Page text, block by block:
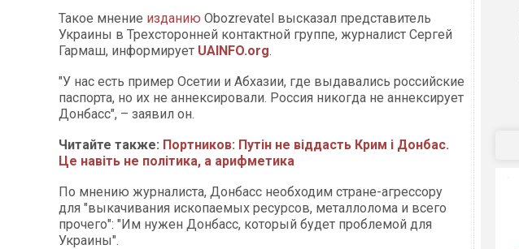
Такое мнение изданию Оbozrevatel высказал представитель
Украины в Трехсторонней контактной группе, журналист Сергей
Гармаш, информирует UAINFO.org.
"У нас есть пример Осетии и Абхазии, где выдавались российские
паспорта, но их не аннексировали. Россия никогда не аннексирует
Донбасс", – заявил он.
Читайте также: Портников: Путін не віддасть Крим і Донбас.
Це навіть не політика, а арифметика
По мнению журналиста, Донбасс необходим стране-агрессору
для "выкачивания ископаемых ресурсов, металлолома и всего
прочего": "Им нужен Донбасс, который будет проблемой для
Украины".